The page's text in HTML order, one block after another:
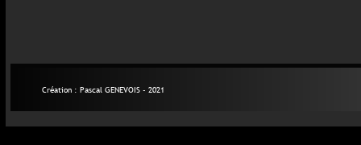
Création : Pascal GENEVOIS - 2021